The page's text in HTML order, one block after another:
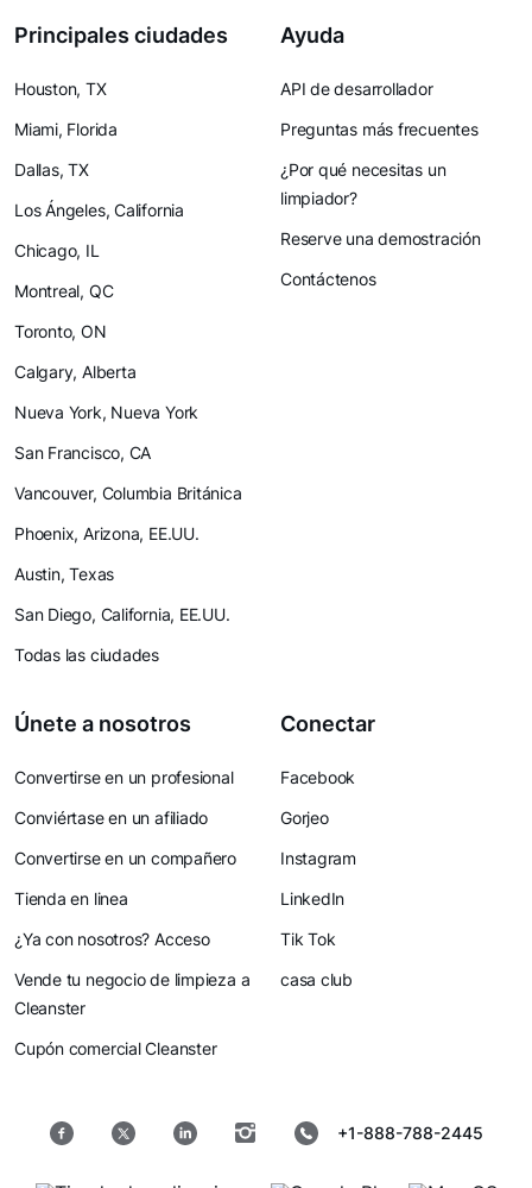
Principales ciudades
Houston, TX
Miami, Florida
Dallas, TX
Los Ángeles, California
Chicago, IL
Montreal, QC
Toronto, ON
Calgary, Alberta
Nueva York, Nueva York
San Francisco, CA
Vancouver, Columbia Británica
Phoenix, Arizona, EE.UU.
Austin, Texas
San Diego, California, EE.UU.
Todas las ciudades
Ayuda
API de desarrollador
Preguntas más frecuentes
¿Por qué necesitas un
limpiador?
Reserve una demostración
Contáctenos
Únete a nosotros
Convertirse en un profesional
Conviértase en un afiliado
Convertirse en un compañero
Tienda en linea
¿Ya con nosotros? Acceso
Vende tu negocio de limpieza a
Cleanster
Cupón comercial Cleanster
Conectar
Facebook
Gorjeo
Instagram
LinkedIn
Tik Tok
casa club
+1-888-788-2445